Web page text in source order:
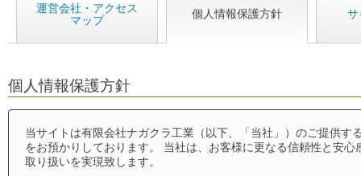
運営会社・アクセス
マップ
個人情報保護方針 サ
個人情報保護方針
当サイトは有限会社ナガクラ工業（以下、「当社」）のご提供
をお預かりしております。 当社は、お客様に更なる信頼性と安
取り扱いを実現致します。